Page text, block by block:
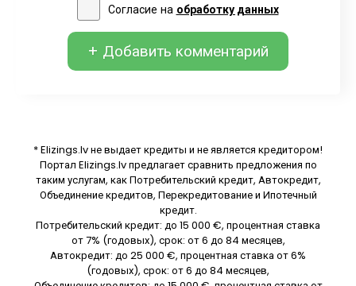
Согласие на обработку данных
+ Добавить комментарий
* Elizings.lv не выдает кредиты и не является кредитором!
Портал Elizings.lv предлагает сравнить предложения по
таким услугам, как Потребительский кредит, Автокредит,
Объединение кредитов, Перекредитование и Ипотечный
кредит.
Потребительский кредит: до 15 000 €, процентная ставка
от 7% (годовых), срок: от 6 до 84 месяцев,
Автокредит: до 25 000 €, процентная ставка от 6%
(годовых), срок: от 6 до 84 месяцев,